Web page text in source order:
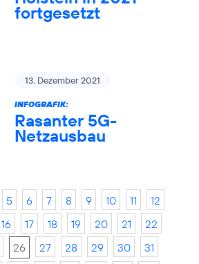
fortgesetzt
13. Dezember 2021
INFOGRAFIK:
Rasanter 5G-
Netzausbau
5 6 7 8 9 10 11
12
16 17 18 19 20 21
22
26 27 28 29 30
31